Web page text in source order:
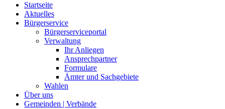
Startseite
Aktuelles
Bürgerservice
Bürgerserviceportal
Verwaltung
Ihr Anliegen
Ansprechpartner
Formulare
Ämter und Sachgebiete
Wahlen
Über uns
Gemeinden | Verbände